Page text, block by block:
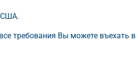
США.
требования Вы можете въехать в